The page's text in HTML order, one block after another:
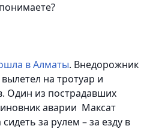
в Алматы. Внедорожник
на тротуар и
Один из пострадавших
аварии Максат
за рулем – за езду в